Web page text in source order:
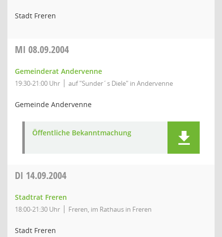
Stadt Freren
MI 08.09.2004
Gemeinderat Andervenne
19:30-21:00 Uhr auf "Sunder´s Diele" in Andervenne
Gemeinde Andervenne
Öffentliche Bekanntmachung
DI 14.09.2004
Stadtrat Freren
18:00-21:30 Uhr Freren, im Rathaus in Freren
Stadt Freren